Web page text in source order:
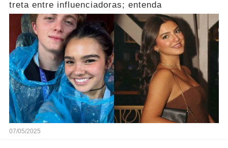
treta entre influenciadoras; entenda
07/05/2025